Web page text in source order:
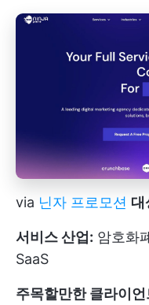
via 닌자 프로모션 대
서비스 산업: 암호화
SaaS
주목할만한 클라이언